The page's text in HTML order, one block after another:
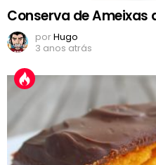
Conserva de Ameixas
porHugo
3 anos atrás